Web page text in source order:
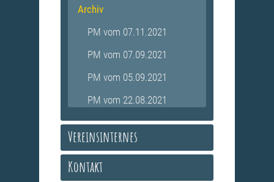
Archiv
PM vom 07.11.2021
PM vom 07.09.2021
PM vom 05.09.2021
PM vom 22.08.2021
Vereinsinternes
Kontakt